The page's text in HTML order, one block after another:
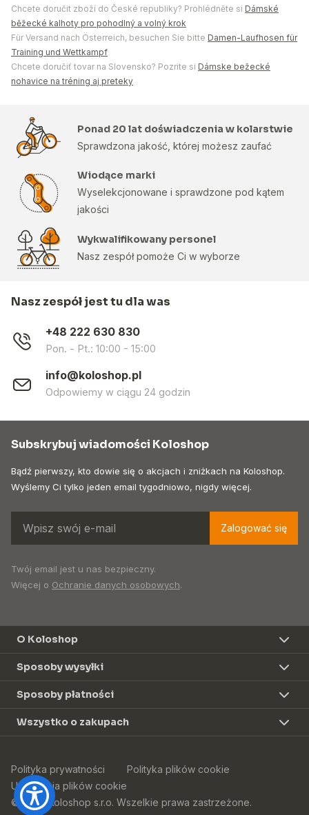
Chcete doručit zboží do České republiky? Prohlédněte si Dámské
běžecké kalhoty pro pohodlný a volný krok
Für Versand nach Österreich, besuchen Sie bitte Damen-Laufhosen für
Training und Wettkampf
Chcete doručiť tovar na Slovensko? Pozrite si Dámske bežecké
nohavice na tréning aj preteky
Ponad 20 lat doświadczenia w kolarstwie
Sprawdzona jakość, której możesz zaufać
Wiodące marki
Wyselekcjonowane i sprawdzone pod kątem
jakości
Wykwalifikowany personel
Nasz zespół pomoże Ci w wyborze
Nasz zespół jest tu dla was
+48 222 630 830
Pon. - Pt.: 10:00 - 15:00
info@koloshop.pl
Odpowiemy w ciągu 24 godzin
Subskrybuj wiadomości Koloshop
Bądź pierwszy, kto dowie się o akcjach i zniżkach na Koloshop.
Wyślemy Ci tylko jeden email tygodniowo, nigdy więcej.
Zalogować się
Twój email jest u nas bezpieczny.
Więcej o Ochranie danych osobowych.
O Koloshop
Sposoby wysyłki
Sposoby płatności
Wszystko o zakupach
Polityka prywatności
Polityka plików cookie
Ustawienia plików cookie
© 2026 Koloshop s.r.o. Wszelkie prawa zastrzeżone.